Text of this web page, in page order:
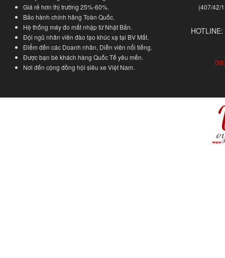
Giá rẻ hơn thị trường 25%-60%.
Bảo hành chính hãng Toàn Quốc.
Hệ thống máy đo mắt nhập từ Nhật Bản.
Đội ngũ nhân viên đào tạo khúc xạ tại BV Mắt.
Điểm đến các Doanh nhân, Diễn viên nổi tiếng.
Được bạn bè khách hàng Quốc Tế yêu mến.
Nơi đến cộng đồng hội siêu xe Việt Nam.
(407/42/
HOTLINE: